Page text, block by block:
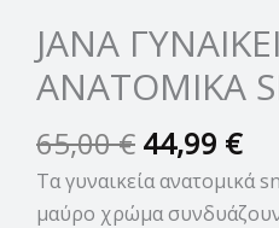
JANA
ΑΝΑΤΟΜΙΚΑ
65,00€ 44,99 €
Τα γυναικεία ανατομικά
μαύρο χρώμα